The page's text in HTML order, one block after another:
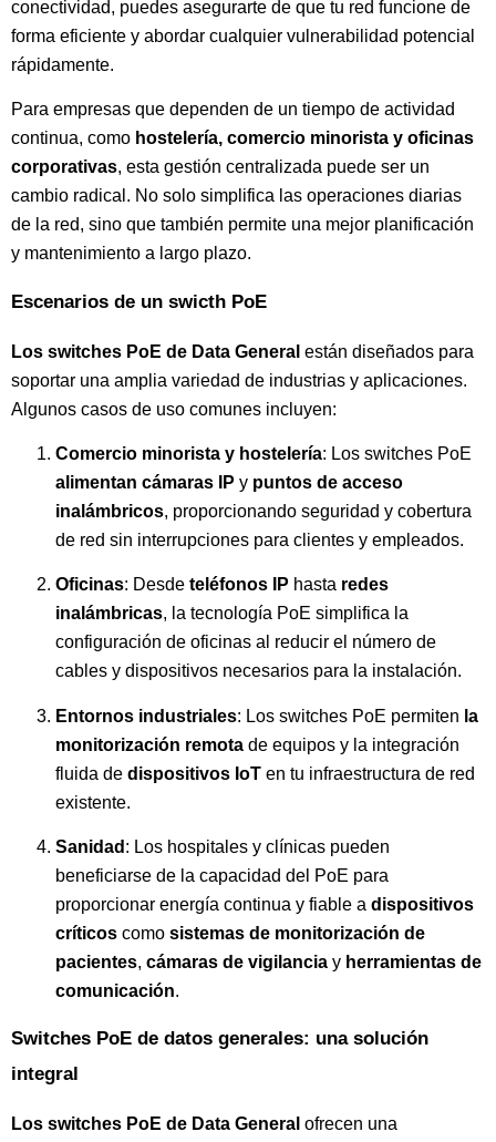
conectividad, puedes asegurarte de que tu red funcione de
forma eficiente y abordar cualquier vulnerabilidad potencial
rápidamente.
Para empresas que dependen de un tiempo de actividad
continua, como hostelería, comercio minorista y oficinas
corporativas, esta gestión centralizada puede ser un
cambio radical. No solo simplifica las operaciones diarias
de la red, sino que también permite una mejor planificación
y mantenimiento a largo plazo.
Escenarios de un swicth PoE
Los switches PoE de Data General están diseñados para
soportar una amplia variedad de industrias y aplicaciones.
Algunos casos de uso comunes incluyen:
Comercio minorista y hostelería: Los switches PoE
alimentan cámaras IP y puntos de acceso
inalámbricos, proporcionando seguridad y cobertura
de red sin interrupciones para clientes y empleados.
Oficinas: Desde teléfonos IP hasta redes
inalámbricas, la tecnología PoE simplifica la
configuración de oficinas al reducir el número de
cables y dispositivos necesarios para la instalación.
Entornos industriales: Los switches PoE permiten la
monitorización remota de equipos y la integración
fluida de dispositivos IoT en tu infraestructura de red
existente.
Sanidad : Los hospitales y clínicas pueden
beneficiarse de la capacidad del PoE para
proporcionar energía continua y fiable a dispositivos
críticos como sistemas de monitorización de
pacientes, cámaras de vigilancia y herramientas de
comunicación.
Switches PoE de datos generales: una solución
integral
Los switches PoE de Data General ofrecen una